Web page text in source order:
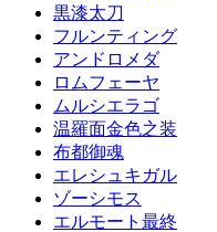
黒漆太刀
フルンティング
アンドロメダ
ロムフェーヤ
ムルシエラゴ
温羅面金色之装
布都御魂
エレシュキガル
ゾーシモス
エルモート最終